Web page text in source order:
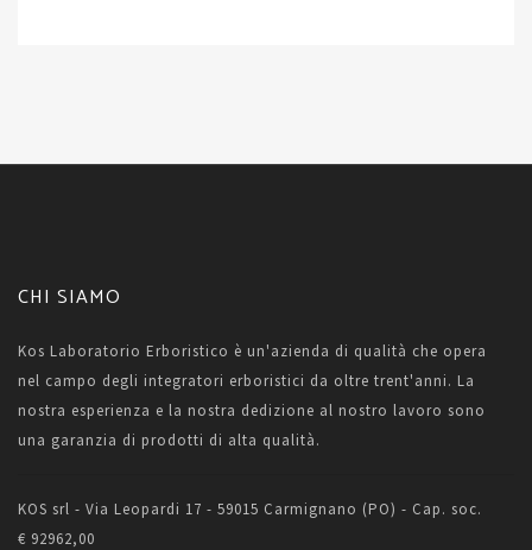
CHI SIAMO
Kos Laboratorio Erboristico è un'azienda di qualità che opera
nel campo degli integratori erboristici da oltre trent'anni. La
nostra esperienza e la nostra dedizione al nostro lavoro sono
una garanzia di prodotti di alta qualità.
KOS srl - Via Leopardi 17 - 59015 Carmignano (PO) - Cap. soc.
€ 92962,00